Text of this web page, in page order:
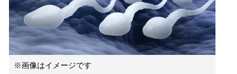
※画像はイメージです